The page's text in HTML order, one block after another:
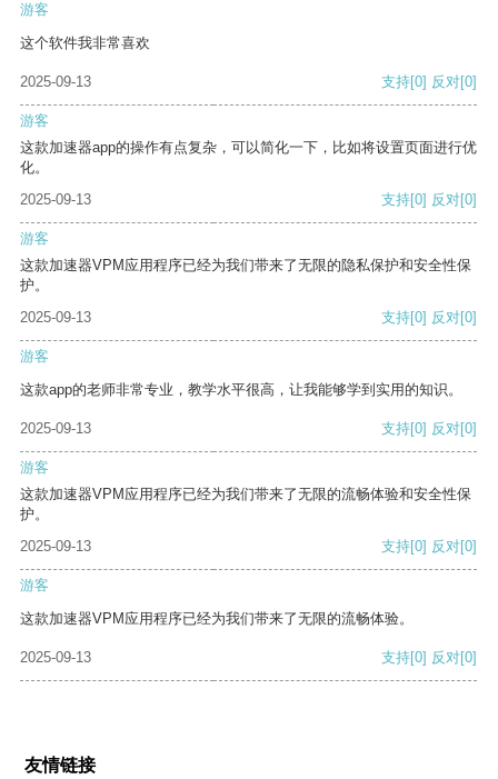
游客
这个软件我非常喜欢
2025-09-13 支持[0] 反对[0]
游客
这款加速器app的操作有点复杂，可以简化一下，比如将设置页面进行优
化。
2025-09-13
支持[0] 反对[0]
游客
这款加速器VPM应用程序已经为我们带来了无限的隐私保护和安全性保
护。
2025-09-13
支持[0] 反对[0]
游客
这款app的老师非常专业，教学水平很高，让我能够学到实用的知识。
2025-09-13 支持[0] 反对[0]
游客
这款加速器VPM应用程序已经为我们带来了无限的流畅体验和安全性保
护。
2025-09-13
支持[0] 反对[0]
游客
这款加速器VPM应用程序已经为我们带来了无限的流畅体验。
2025-09-13 支持[0] 反对[0]
友情链接